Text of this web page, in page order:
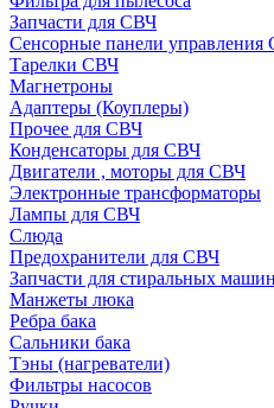
Запчасти для СВЧ
Сенсорные панели управления
Тарелки СВЧ
Магнетроны
Адаптеры (Коуплеры)
Прочее для СВЧ
Конденсаторы для СВЧ
Двигатели , моторы для СВЧ
Электронные трансформаторы
Лампы для СВЧ
Слюда
Предохранители для СВЧ
Запчасти для стиральных машин
Манжеты люка
Ребра бака
Сальники бака
Тэны (нагреватели)
Фильтры насосов